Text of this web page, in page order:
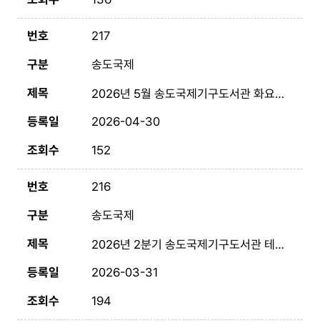
217
송도국제
2026년 5월 송도국제기구도서관 화요 시네마
2026-04-30
152
216
송도국제
2026년 2분기 송도국제기구도서관 테마도서전
2026-03-31
194